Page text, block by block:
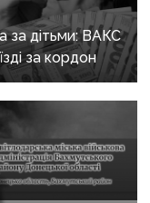
за дітьми: ВАКС
за кордон